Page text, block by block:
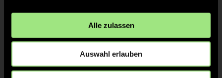
Alle zulassen
Auswahl erlauben
Hoffmann
Denny
Kröger